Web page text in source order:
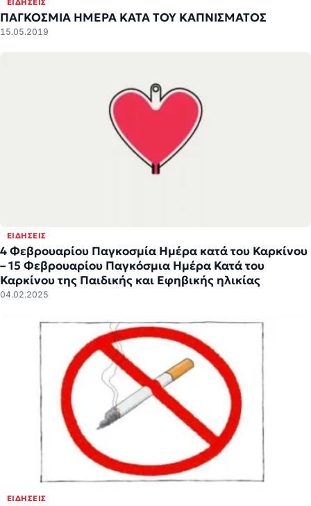
ΕΙΔΉΣΕΙΣ
ΠΑΓΚΟΣΜΙΑ ΗΜΕΡΑ ΚΑΤΑ ΤΟΥ ΚΑΠΝΙΣΜΑΤΟΣ
15.05.2019
ΕΙΔΉΣΕΙΣ
4 Φεβρουαρίου Παγκοσμία Ημέρα κατά του Καρκίνου
– 15 Φεβρουαρίου Παγκόσμια Ημέρα Κατά του
Καρκίνου της Παιδικής και Εφηβικής ηλικίας
04.02.2025
ΕΙΔΉΣΕΙΣ